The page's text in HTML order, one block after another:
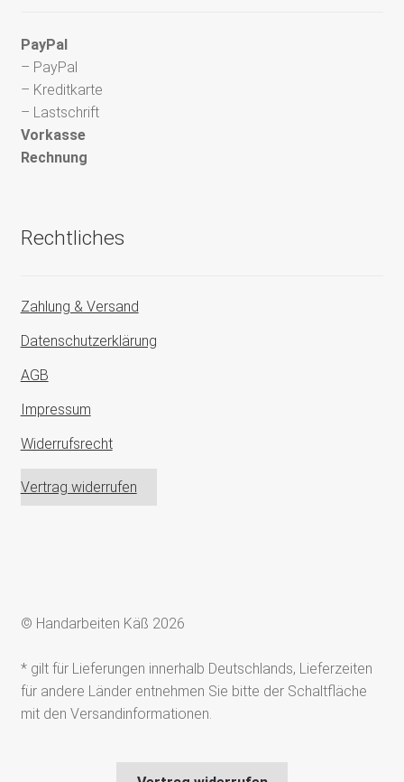
PayPal
– PayPal
– Kreditkarte
– Lastschrift
Vorkasse
Rechnung
Rechtliches
Zahlung & Versand
Datenschutzerklärung
AGB
Impressum
Widerrufsrecht
Vertrag widerrufen
© Handarbeiten Käß 2026
* gilt für Lieferungen innerhalb Deutschlands, Lieferzeiten
für andere Länder entnehmen Sie bitte der Schaltfläche
mit den Versandinformationen.